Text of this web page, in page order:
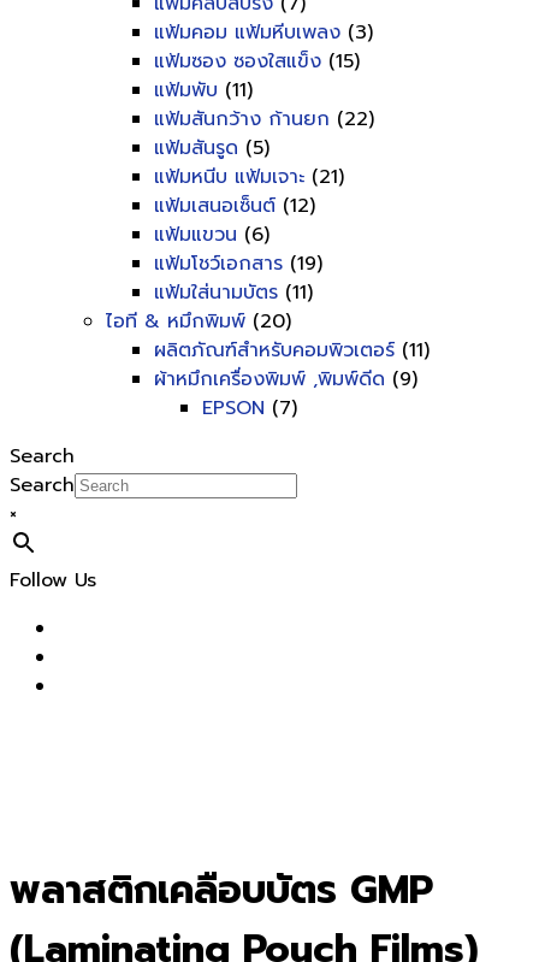
แฟ้มคอม แฟ้มหีบเพลง (3)
แฟ้มซอง ซองใสแข็ง (15)
แฟ้มพับ (11)
แฟ้มสันกว้าง ก้านยก (22)
แฟ้มสันรูด (5)
แฟ้มหนีบ แฟ้มเจาะ (21)
แฟ้มเสนอเซ็นต์ (12)
แฟ้มแขวน (6)
แฟ้มโชว์เอกสาร (19)
แฟ้มใส่นามบัตร (11)
ไอที & หมึกพิมพ์ (20)
ผลิตภัณฑ์สำหรับคอมพิวเตอร์ (11)
ผ้าหมึกเครื่องพิมพ์ ,พิมพ์ดีด (9)
EPSON (7)
Search
Search
×
Follow Us
พลาสติกเคลือบบัตร GMP
(Laminating Pouch Films)